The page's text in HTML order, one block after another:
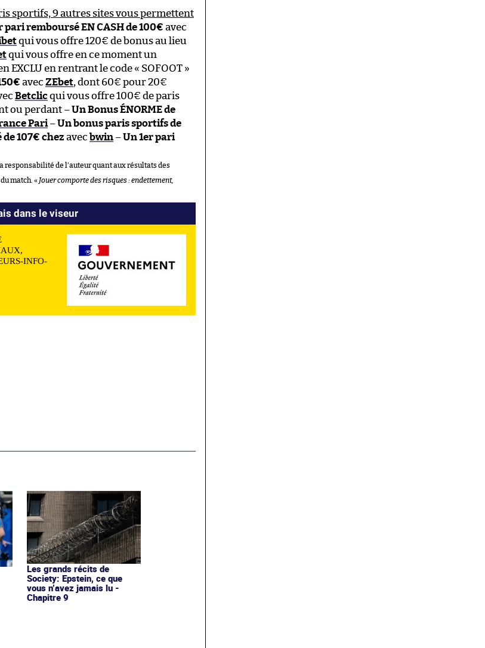
sportifs, 9 autres sites vous permettent
pari remboursé EN CASH de 100€ avec
qui vous offre 120€ de bonus au lieu
qui vous offre en ce moment un
en rentrant le code « SOFOOT »
avec ZEbet, dont 60€ pour 20€
Betclicqui vous offre 100€ de paris
ou perdant –Un Bonus ÉNORME de
Pari–Un bonus paris sportifs de
107€ chez avec bwin –Un 1er pari
responsabilité de l’auteur quant aux résultats des
match. « Jouer comporte des risques : endettement,
dans le viseur
INFO-
Les grands récits de
Society: Epstein, ce que
vous n’avez jamais lu -
Chapitre 9